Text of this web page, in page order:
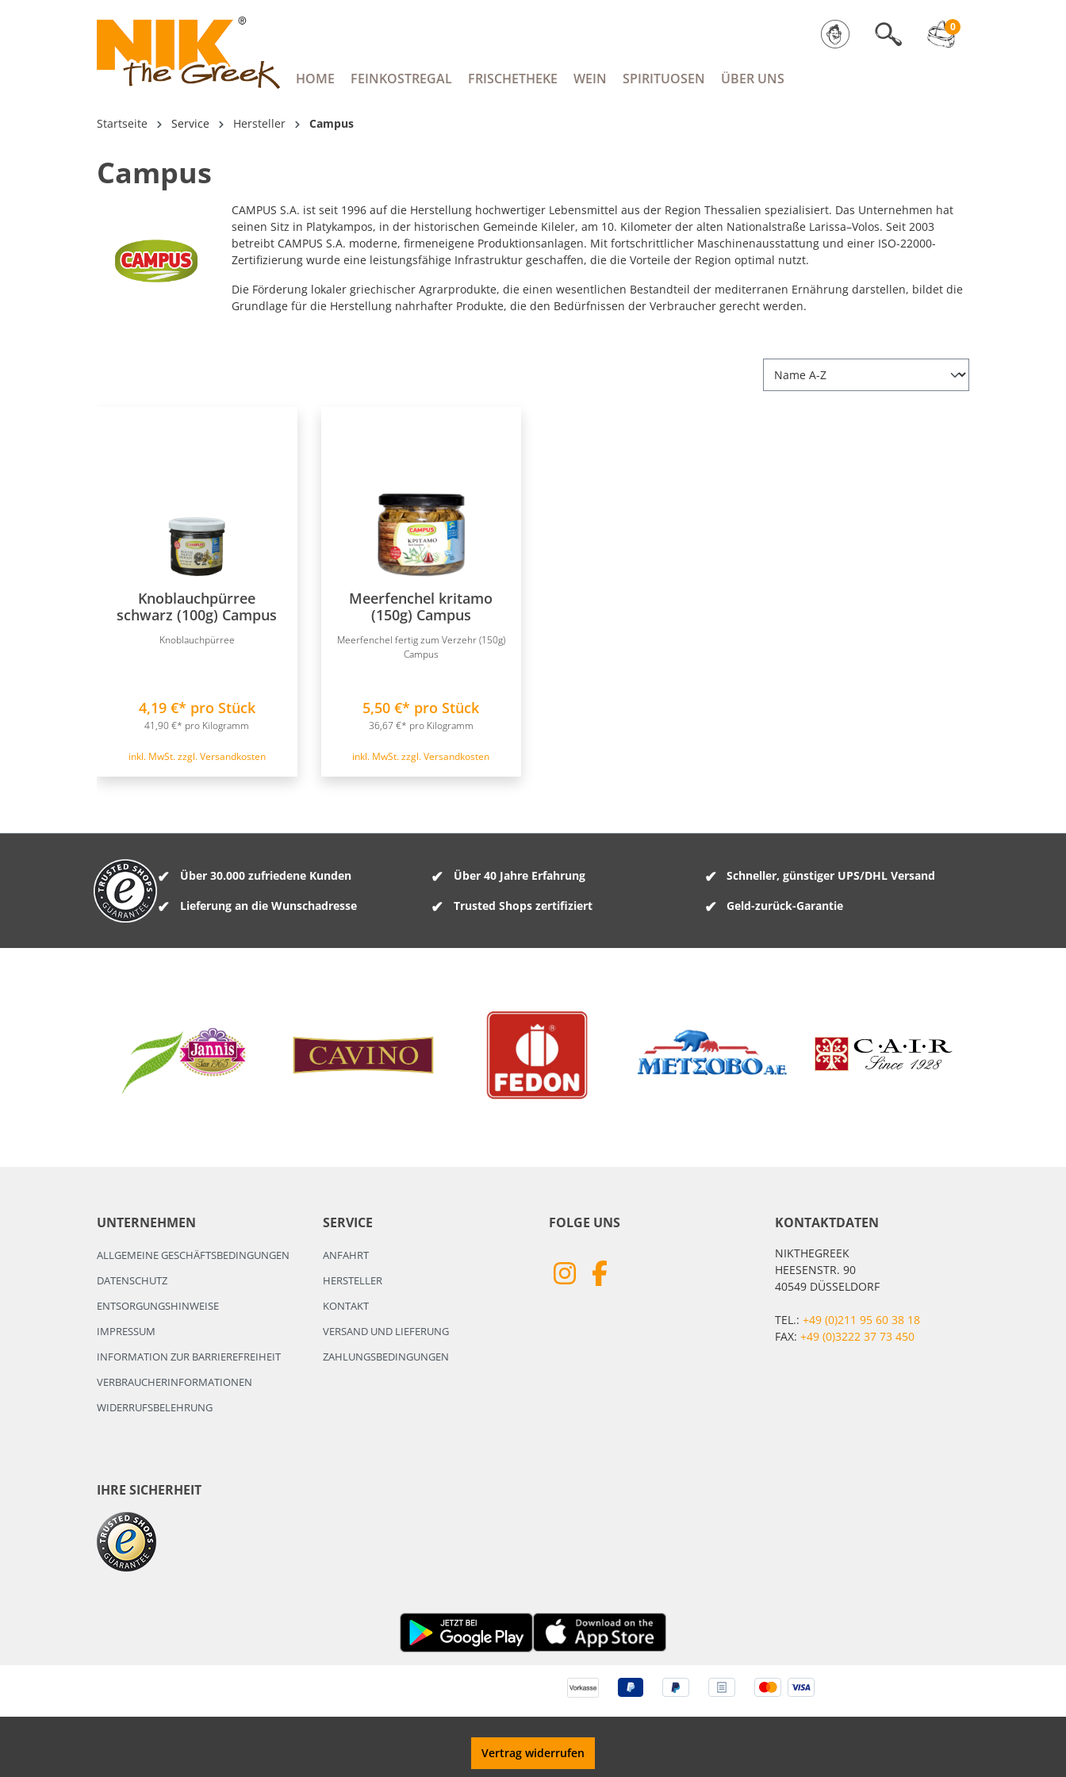
Zur Hauptnavigation springen
0
HOME FEINKOSTREGAL FRISCHETHEKE WEIN SPIRITUOSEN ÜBER UNS
Startseite Service Hersteller Campus
Campus
CAMPUS S.A. ist seit 1996 auf die Herstellung hochwertiger Lebensmittel aus der Region Thessalien spezialisiert. Das Unternehmen hat
seinen Sitz in Platykampos, in der historischen Gemeinde Kileler, am 10. Kilometer der alten Nationalstraße Larissa–Volos. Seit 2003
betreibt CAMPUS S.A. moderne, firmeneigene Produktionsanlagen. Mit fortschrittlicher Maschinenausstattung und einer ISO-22000-
Zertifizierung wurde eine leistungsfähige Infrastruktur geschaffen, die die Vorteile der Region optimal nutzt.
Die Förderung lokaler griechischer Agrarprodukte, die einen wesentlichen Bestandteil der mediterranen Ernährung darstellen, bildet die
Grundlage für die Herstellung nahrhafter Produkte, die den Bedürfnissen der Verbraucher gerecht werden.
Knoblauchpürree
schwarz (100g) Campus
Knoblauchpürree
4,19 €* pro Stück
41,90 €* pro Kilogramm
inkl. MwSt. zzgl. Versandkosten
Meerfenchel kritamo
(150g) Campus
Meerfenchel fertig zum Verzehr (150g)
Campus
5,50 €* pro Stück
36,67 €* pro Kilogramm
inkl. MwSt. zzgl. Versandkosten
Über 30.000 zufriedene Kunden Über 40 Jahre Erfahrung Schneller, günstiger UPS/DHL Versand
Lieferung an die Wunschadresse Trusted Shops zertifiziert Geld-zurück-Garantie
UNTERNEHMEN
ALLGEMEINE GESCHÄFTSBEDINGUNGEN
DATENSCHUTZ
ENTSORGUNGSHINWEISE
IMPRESSUM
INFORMATION ZUR BARRIEREFREIHEIT
VERBRAUCHERINFORMATIONEN
WIDERRUFSBELEHRUNG
SERVICE
ANFAHRT
HERSTELLER
KONTAKT
VERSAND UND LIEFERUNG
ZAHLUNGSBEDINGUNGEN
FOLGE UNS KONTAKTDATEN
NIKTHEGREEK
HEESENSTR. 90
40549 DÜSSELDORF
TEL.: +49 (0)211 95 60 38 18
FAX: +49 (0)3222 37 73 450
IHRE SICHERHEIT
Vertrag widerrufen